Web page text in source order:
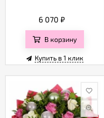
6 070₽
В корзину
Купить в 1 клик